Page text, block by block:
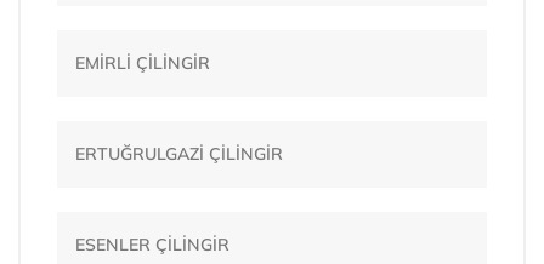
EMİRLİ ÇİLİNGİR
ERTUĞRULGAZİ ÇİLİNGİR
ESENLER ÇİLİNGİR